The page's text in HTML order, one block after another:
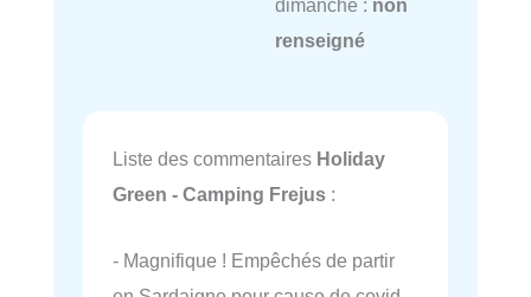
dimanche : non
renseigné
Liste des commentaires Holiday
Green - Camping Frejus :
- Magnifique ! Empêchés de partir